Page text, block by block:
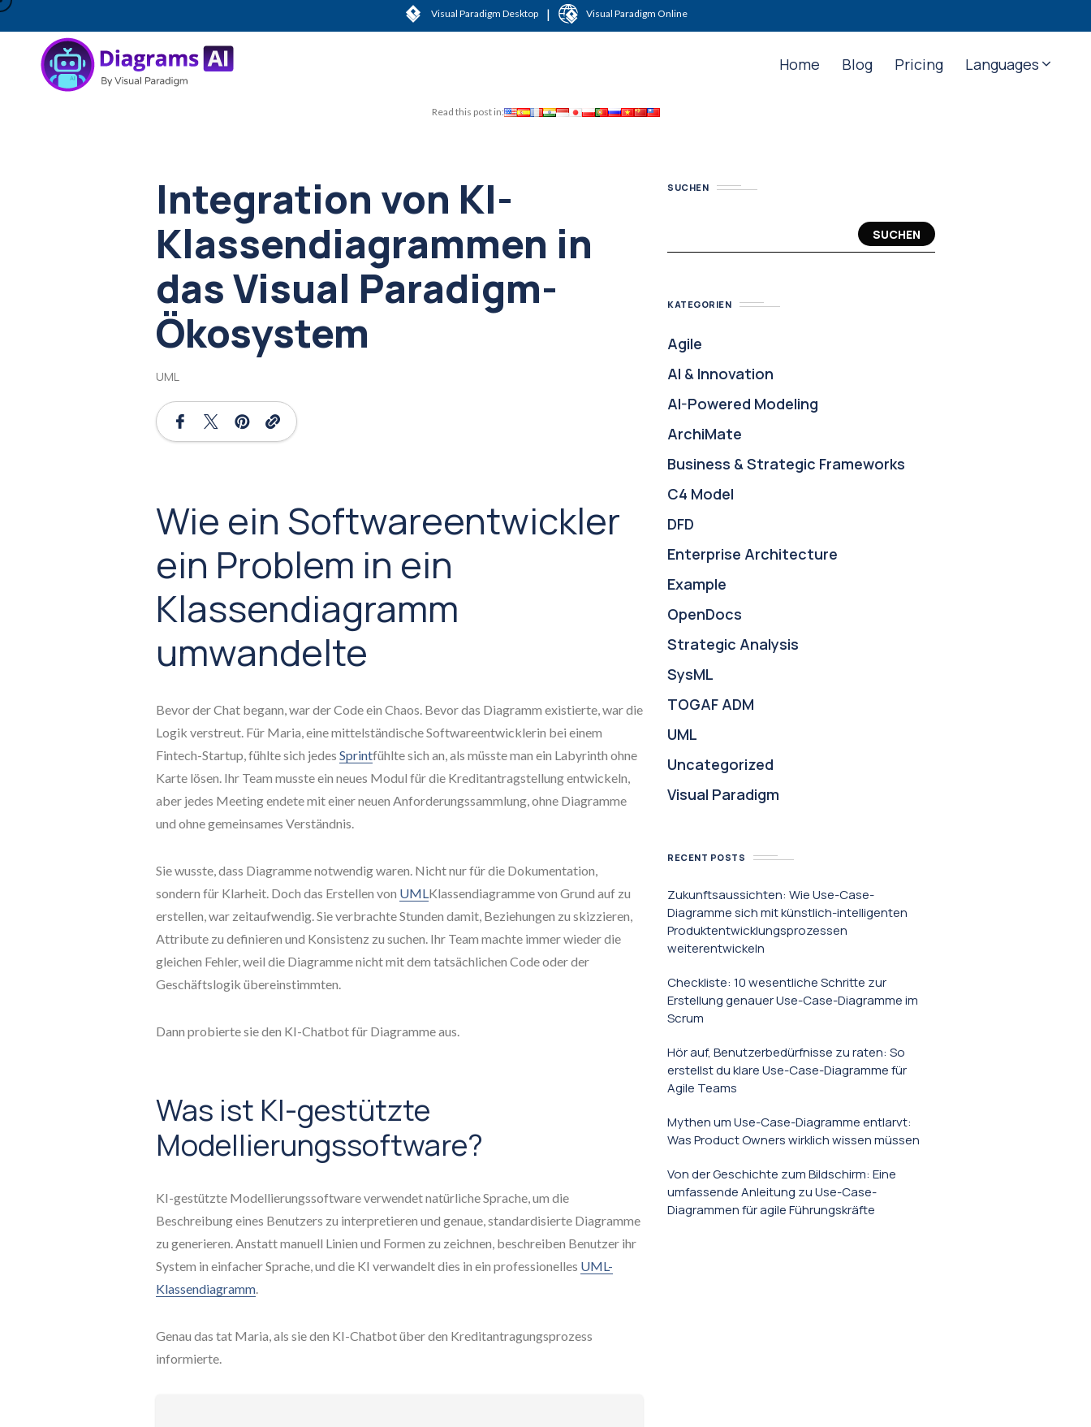
Visual Paradigm Desktop | Visual Paradigm Online
Home Blog Pricing Languages
Read this post in:
Integration von KI-
Klassendiagrammen in
das Visual Paradigm-
Ökosystem
UML
Wie ein Softwareentwickler
ein Problem in ein
Klassendiagramm
umwandelte
Bevor der Chat begann, war der Code ein Chaos. Bevor das Diagramm existierte, war die
Logik verstreut. Für Maria, eine mittelständische Softwareentwicklerin bei einem
Fintech-Startup, fühlte sich jedes Sprintfühlte sich an, als müsste man ein Labyrinth ohne
Karte lösen. Ihr Team musste ein neues Modul für die Kreditantragstellung entwickeln,
aber jedes Meeting endete mit einer neuen Anforderungssammlung, ohne Diagramme
und ohne gemeinsames Verständnis.
Sie wusste, dass Diagramme notwendig waren. Nicht nur für die Dokumentation,
sondern für Klarheit. Doch das Erstellen von UMLKlassendiagramme von Grund auf zu
erstellen, war zeitaufwendig. Sie verbrachte Stunden damit, Beziehungen zu skizzieren,
Attribute zu definieren und Konsistenz zu suchen. Ihr Team machte immer wieder die
gleichen Fehler, weil die Diagramme nicht mit dem tatsächlichen Code oder der
Geschäftslogik übereinstimmten.
Dann probierte sie den KI-Chatbot für Diagramme aus.
Was ist KI-gestützte
Modellierungssoftware?
KI-gestützte Modellierungssoftware verwendet natürliche Sprache, um die
Beschreibung eines Benutzers zu interpretieren und genaue, standardisierte Diagramme
zu generieren. Anstatt manuell Linien und Formen zu zeichnen, beschreiben Benutzer ihr
System in einfacher Sprache, und die KI verwandelt dies in ein professionelles UML-
Klassendiagramm.
Genau das tat Maria, als sie den KI-Chatbot über den Kreditantragungsprozess
informierte.
SUCHEN
SUCHEN
KATEGORIEN
Agile
AI & Innovation
AI-Powered Modeling
ArchiMate
Business & Strategic Frameworks
C4 Model
DFD
Enterprise Architecture
Example
OpenDocs
Strategic Analysis
SysML
TOGAF ADM
UML
Uncategorized
Visual Paradigm
RECENT POSTS
Zukunftsaussichten: Wie Use-Case-
Diagramme sich mit künstlich-intelligenten
Produktentwicklungsprozessen
weiterentwickeln
Checkliste: 10 wesentliche Schritte zur
Erstellung genauer Use-Case-Diagramme im
Scrum
Hör auf, Benutzerbedürfnisse zu raten: So
erstellst du klare Use-Case-Diagramme für
Agile Teams
Mythen um Use-Case-Diagramme entlarvt:
Was Product Owners wirklich wissen müssen
Von der Geschichte zum Bildschirm: Eine
umfassende Anleitung zu Use-Case-
Diagrammen für agile Führungskräfte